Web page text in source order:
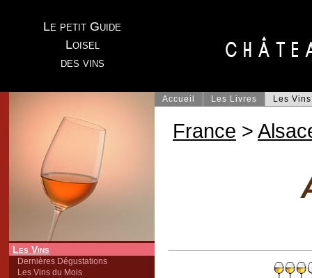
Le petit Guide
Loisel
des vins
Les Vins
Dernières Dégustations
Les Vins du Mois
Accueil Les Livres Les Vins
France >